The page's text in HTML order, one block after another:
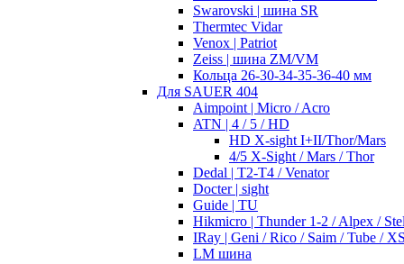
Swarovski | шина SR
Thermtec Vidar
Venox | Patriot
Zeiss | шина ZM/VM
Кольца 26-30-34-35-36-40 мм
Для SAUER 404
Aimpoint | Micro / Acro
ATN | 4 / 5 / HD
HD X-sight I+II/Thor/Mars
4/5 X-Sight / Mars / Thor
Dedal | T2-T4 / Venator
Docter | sight
Guide | TU
Hikmicro | Thunder 1-2 / Alpex /
IRay | Geni / Rico / Saim / Tube /
LM шина